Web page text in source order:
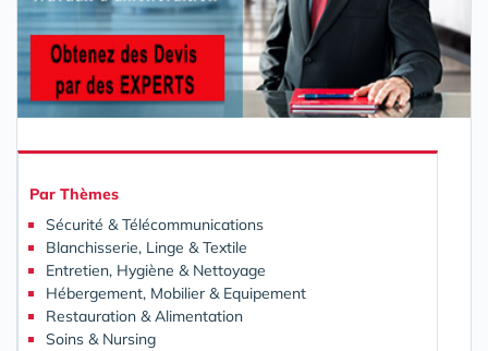
Par Thèmes
Sécurité & Télécommunications
Blanchisserie, Linge & Textile
Entretien, Hygiène & Nettoyage
Hébergement, Mobilier & Equipement
Restauration & Alimentation
Soins & Nursing